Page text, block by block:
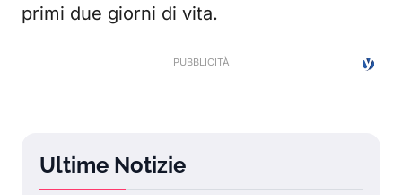
primi due giorni di vita.
Ultime Notizie